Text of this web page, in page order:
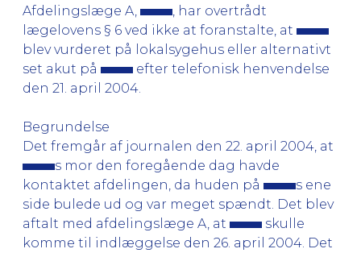
Afdelingslæge A,
, har overtrådt
lægelovens § 6 ved ikke at foranstalte, at
blev vurderet på lokalsygehus eller alternativt
set akut på
efter telefonisk henvendelse
den 21. april 2004.
Begrundelse
Det fremgår af journalen den 22. april 2004, at
s mor den foregående dag havde
kontaktet afdelingen, da huden på
s ene
side bulede ud og var meget spændt. Det blev
aftalt med afdelingslæge A, at
skulle
komme til indlæggelse den 26. april 2004. Det